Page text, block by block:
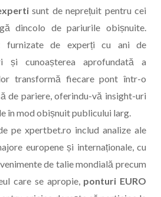
sunt de neprețuit pentru cei
dincolo de pariurile obișnuite.
furnizate de experți cu ani de
și cunoașterea aprofundată a
transformă fiecare pont într-o
de pariere, oferindu-vă insight-uri
în mod obișnuit publicului larg.
pe xpertbet.ro includ analize ale
europene și internaționale, cu
de talie mondială precum
care se apropie, ponturi EURO